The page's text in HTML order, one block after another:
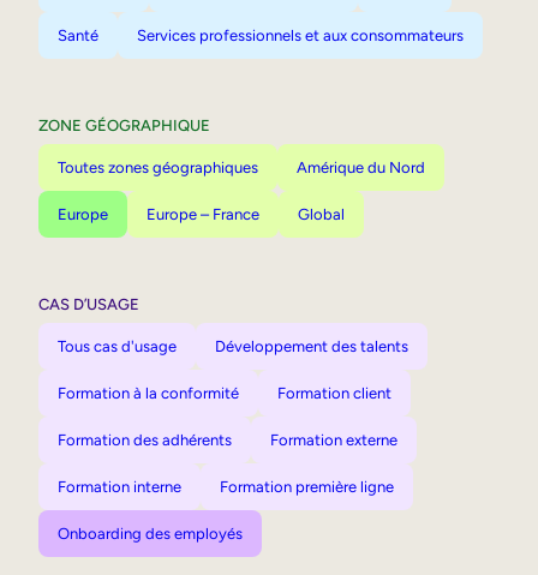
Santé Services professionnels et aux consommateurs
ZONE GÉOGRAPHIQUE
Toutes zones géographiques Amérique du Nord
Europe Europe – France Global
CAS D’USAGE
Tous cas d'usage Développement des talents
Formation à la conformité Formation client
Formation des adhérents Formation externe
Formation interne Formation première ligne
Onboarding des employés